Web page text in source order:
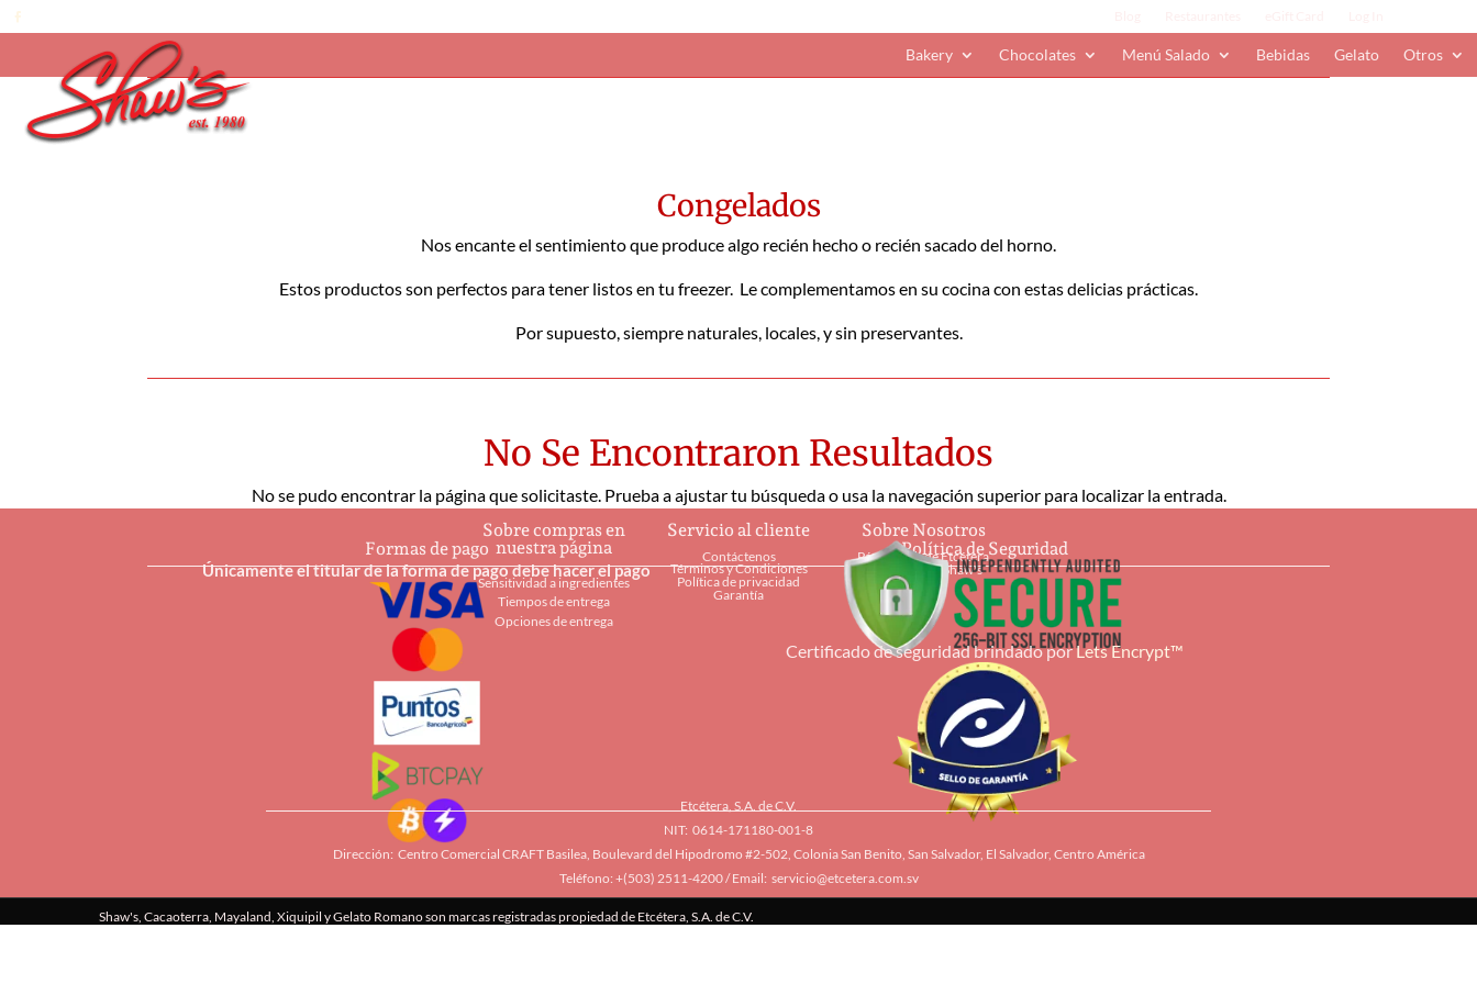
Bakery Chocolates Menú Salado Bebidas Gelato Otros
Congelados
Nos encante el sentimiento que produce algo recién hecho o recién sacado del horno.
Estos productos son perfectos para tener listos en tu freezer. Le complementamos en su cocina con estas delicias prácticas.
Por supuesto, siempre naturales, locales, y sin preservantes.
No Se Encontraron Resultados
No se pudo encontrar la página que solicitaste. Prueba a ajustar tu búsqueda o usa la navegación superior para localizar la entrada.
Sobre compras en
nuestra página
Sensitividad a ingredientes
Tiempos de entrega
Opciones de entrega
Servicio al cliente
Contáctenos
Términos y Condiciones
Política de privacidad
Garantía
Sobre Nosotros
Página web de Etcétera
Restaurantes Shaw's
Formas de pago
Únicamente el titular de la forma de pago debe hacer el pago
Política de Seguridad
Certificado de seguridad brindado porLets Encrypt™
Etcétera, S.A. de C.V.
NIT: 0614-171180-001-8
Dirección: Centro Comercial CRAFT Basilea, Boulevard del Hipodromo #2-502, Colonia San Benito, San Salvador, El Salvador, Centro América
Teléfono: +(503) 2511-4200 / Email: servicio@etcetera.com.sv
Shaw's, Cacaoterra, Mayaland, Xiquipil y Gelato Romano son marcas registradas propiedad de Etcétera, S.A. de C.V.